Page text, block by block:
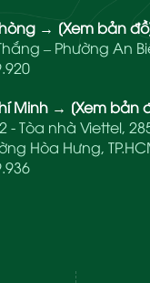
→ [Xem bản
– Phường An
Minh → [Xem bản
- Tòa nhà Viettel,
Hòa Hưng,